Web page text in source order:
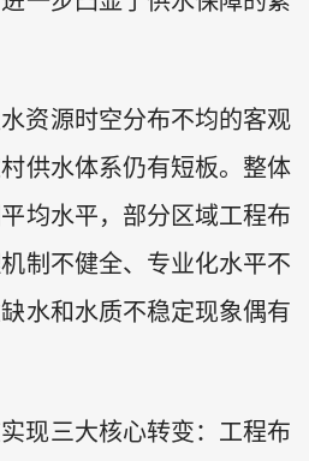
资源时空分布不均的客观
供水体系仍有短板。整体
均水平，部分区域工程布
制不健全、专业化水平不
水和水质不稳定现象偶有
现三大核心转变：工程布